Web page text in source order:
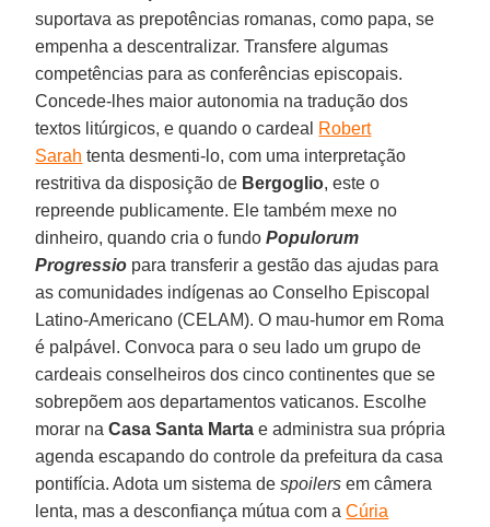
suportava as prepotências romanas, como papa, se
empenha a descentralizar. Transfere algumas
competências para as conferências episcopais.
Concede-lhes maior autonomia na tradução dos
textos litúrgicos, e quando o cardeal Robert
Sarah tenta desmenti-lo, com uma interpretação
restritiva da disposição de Bergoglio, este o
repreende publicamente. Ele também mexe no
dinheiro, quando cria o fundoPopulorum
Progressio para transferir a gestão das ajudas para
as comunidades indígenas ao Conselho Episcopal
Latino-Americano (CELAM). O mau-humor em Roma
é palpável. Convoca para o seu lado um grupo de
cardeais conselheiros dos cinco continentes que se
sobrepõem aos departamentos vaticanos. Escolhe
morar naCasa Santa Marta e administra sua própria
agenda escapando do controle da prefeitura da casa
pontifícia. Adota um sistema despoilers em câmera
lenta, mas a desconfiança mútua com a Cúria